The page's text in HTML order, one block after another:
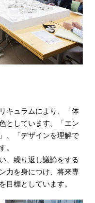
キュラムにより、「体
としています。「エン
、「デザインを理解で
。
、繰り返し議論をする
力を身につけ、将来専
目標としています。